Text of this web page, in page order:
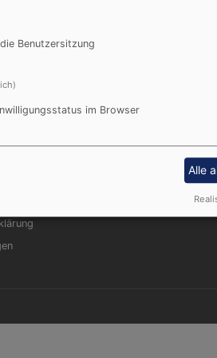
in der Wunibaldskirche in
Benutzersitzung
im Browser
Alle